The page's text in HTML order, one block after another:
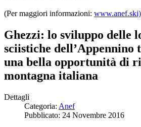
(Per maggiori informazioni: www.anef.ski)
Ghezzi: lo sviluppo delle
sciistiche dell’Appennino
una bella opportunità di
montagna italiana
Dettagli
Categoria: Anef
Pubblicato: 24 Novembre 2016